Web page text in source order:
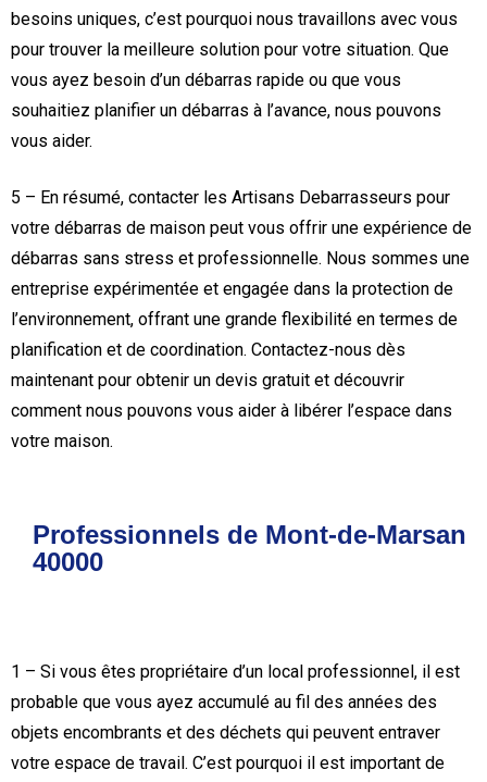
besoins uniques, c’est pourquoi nous travaillons avec vous
pour trouver la meilleure solution pour votre situation. Que
vous ayez besoin d’un débarras rapide ou que vous
souhaitiez planifier un débarras à l’avance, nous pouvons
vous aider.
5 – En résumé, contacter les Artisans Debarrasseurs pour
votre débarras de maison peut vous offrir une expérience de
débarras sans stress et professionnelle. Nous sommes une
entreprise expérimentée et engagée dans la protection de
l’environnement, offrant une grande flexibilité en termes de
planification et de coordination. Contactez-nous dès
maintenant pour obtenir un devis gratuit et découvrir
comment nous pouvons vous aider à libérer l’espace dans
votre maison.
Professionnels de Mont-de-Marsan
40000
1 – Si vous êtes propriétaire d’un local professionnel, il est
probable que vous ayez accumulé au fil des années des
objets encombrants et des déchets qui peuvent entraver
votre espace de travail. C’est pourquoi il est important de